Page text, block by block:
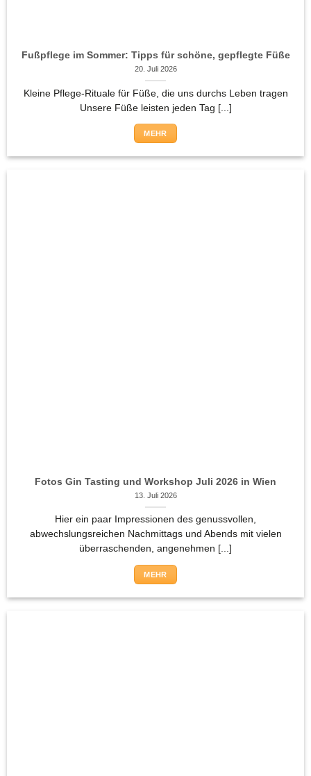
Fußpflege im Sommer: Tipps für schöne, gepflegte Füße
20. Juli 2026
Kleine Pflege-Rituale für Füße, die uns durchs Leben tragen
Unsere Füße leisten jeden Tag [...]
MEHR
Fotos Gin Tasting und Workshop Juli 2026 in Wien
13. Juli 2026
Hier ein paar Impressionen des genussvollen,
abwechslungsreichen Nachmittags und Abends mit vielen
überraschenden, angenehmen [...]
MEHR